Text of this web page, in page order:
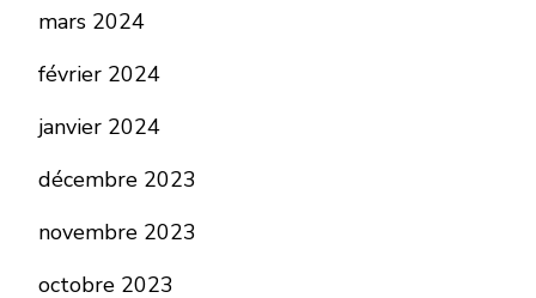
mars 2024
février 2024
janvier 2024
décembre 2023
novembre 2023
octobre 2023